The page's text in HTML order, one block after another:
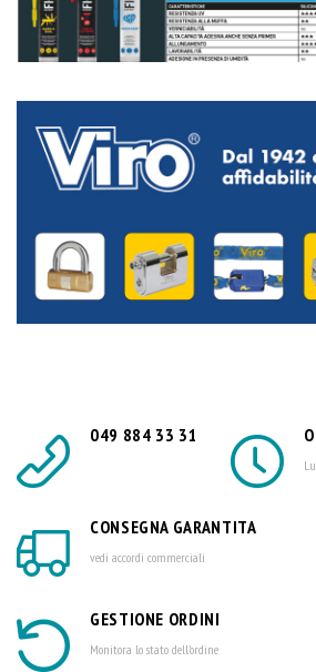
049 884 33 31
CONSEGNA GARANTITA
vedi accordi commerciali
GESTIONE ORDINI
Monitora lo stato dell'ordine